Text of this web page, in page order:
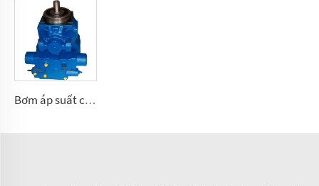
Bơm áp suất cao A2V có lưu lượng thay đổi 250, 355, 500, 1000